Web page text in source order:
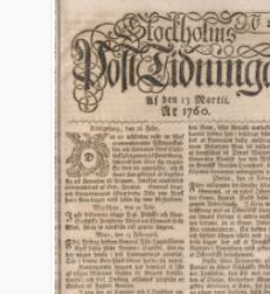
träffar
Bohusläningen
träffar
Norrbottensposten (1847)
träffar
Gotlänningen
träffar